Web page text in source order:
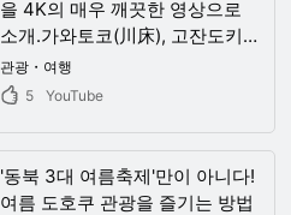
을 4K의 매우 깨끗한 영상으로
소개.가와토코(川床), 고잔도키
(五山送り火), 능제(陵祭)… 등, 너
는 여름의 교토(京都)에서 무엇을
관광・여행
5
YouTube
'동북 3대 여름축제'만이 아니다!
여름 도호쿠 관광을 즐기는 방법